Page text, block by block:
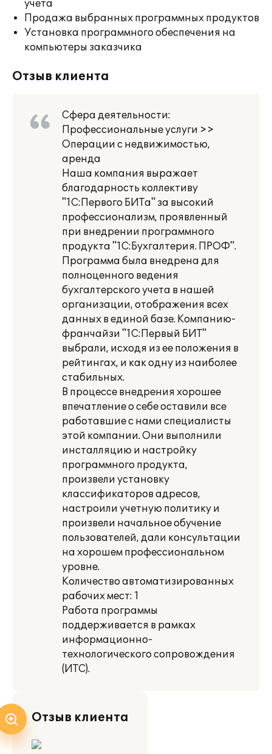
учета
Продажа выбранных программных продуктов
Установка программного обеспечения на
компьютеры заказчика
Отзыв клиента
Сфера деятельности:
Профессиональные услуги >>
Операции с недвижимостью,
аренда
Наша компания выражает
благодарность коллективу
"1С:Первого БИТа" за высокий
профессионализм, проявленный
при внедрении программного
продукта "1С:Бухгалтерия. ПРОФ".
Программа была внедрена для
полноценного ведения
бухгалтерского учета в нашей
организации, отображения всех
данных в единой базе. Компанию-
франчайзи "1С:Первый БИТ"
выбрали, исходя из ее положения в
рейтингах, и как одну из наиболее
стабильных.
В процессе внедрения хорошее
впечатление о себе оставили все
работавшие с нами специалисты
этой компании. Они выполнили
инсталляцию и настройку
программного продукта,
произвели установку
классификаторов адресов,
настроили учетную политику и
произвели начальное обучение
пользователей, дали консультации
на хорошем профессиональном
уровне.
Количество автоматизированных
рабочих мест: 1
Работа программы
поддерживается в рамках
информационно-
технологического сопровождения
(ИТС).
Отзыв клиента